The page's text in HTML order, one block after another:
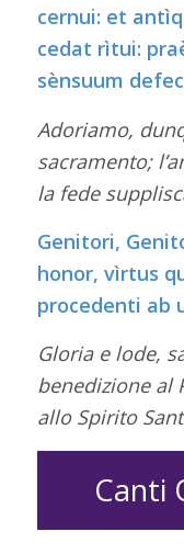
cernui: et
cedat rìtui:
sènsuum
Adoriamo,
sacramento;
la fede
Genitori,
honor, vìrtus
procedenti ab
Gloria e lode,
benedizione al
allo Spirito
Canti